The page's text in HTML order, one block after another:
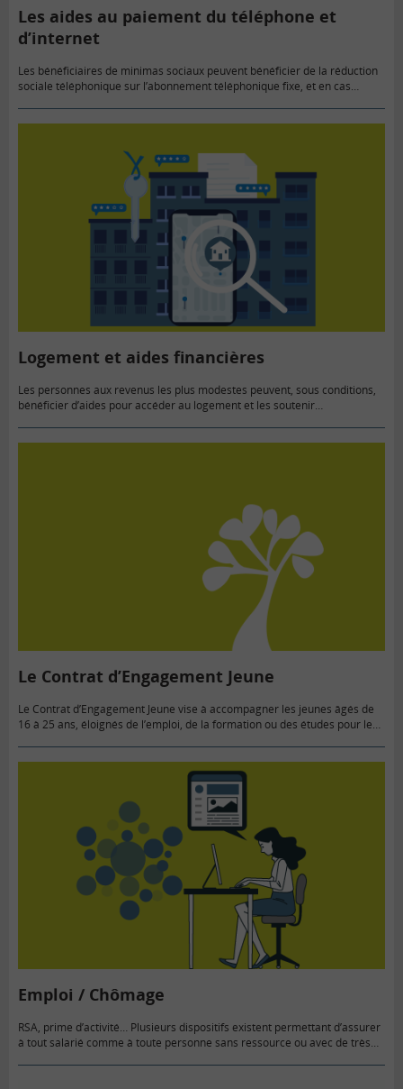
Les aides au paiement du téléphone et
d’internet
Les bénéficiaires de minimas sociaux peuvent bénéficier de la réduction
sociale téléphonique sur l’abonnement téléphonique fixe, et en cas
Logement et aides financières
Les personnes aux revenus les plus modestes peuvent, sous conditions,
bénéficier d’aides pour accéder au logement et les soutenir
Le Contrat d’Engagement Jeune
Le Contrat d’Engagement Jeune vise à accompagner les jeunes âgés de
16 à 25 ans, éloignés de l’emploi, de la formation ou des études pour les
Emploi / Chômage
RSA, prime d’activité… Plusieurs dispositifs existent permettant d’assurer
à tout salarié comme à toute personne sans ressource ou avec de très